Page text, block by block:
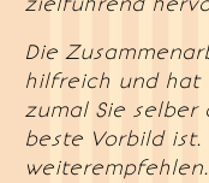
Die
hilfreich und hat
zumal Sie selber
beste Vorbild